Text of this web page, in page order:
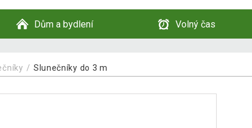
Dům a bydlení Volný čas
Slunečníky do 3 m